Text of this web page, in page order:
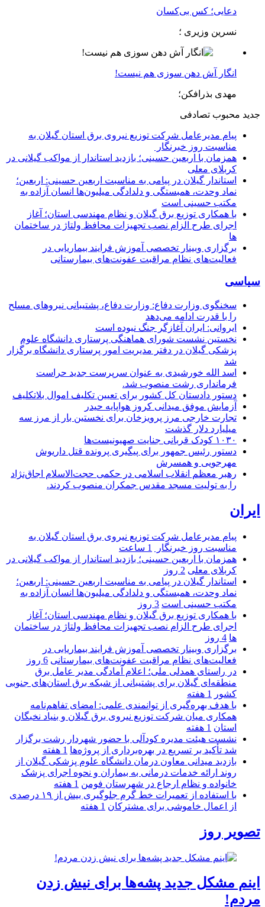
دعایی؛ کس بی‌کسان
نسرین وزیری ؛
انگار آش دهن سوزی هم نیست!
مهدی بذرافکن؛
جدید محبوب تصادفی
پیام مدیرعامل شركت توزیع نیروی برق استان گیلان به
مناسبت روز خبرنگار ‌
همزمان با اربعین حسینی؛ بازدید استاندار از مواکب گیلانی در
کربلای معلی
استاندار گیلان در پیامی به مناسبت اربعین حسینی: اربعین؛
نماد وحدت، همبستگی و دلدادگی میلیون‌ها انسان آزاده به
مکتب حسینی است
با همکاری توزیع برق گیلان و نظام مهندسی استان؛ آغاز
اجرای طرح الزام نصب تجهیزات محافظ ولتاژ در ساختمان
ها
برگزاری وبینار تخصصی آموزش فرایند بیماریابی در
فعالیت‌های نظام مراقبت عفونت‌های بیمارستانی
سیاسی
سخنگوی وزارت دفاع: وزارت دفاع، پشتیبانی نیرو‌های مسلح
را با قدرت ادامه می‌دهد
ایروانی: ایران آغازگر جنگ نبوده است
نخستین نشست شورای هماهنگی پرستاری دانشگاه علوم
پزشکی گیلان در دفتر مدیریت امور پرستاری دانشگاه برگزار
شد
اسد الله خورشیدی به عنوان سرپرست جدید حراست
فرمانداری رشت منصوب شد.
دستور دادستان کل کشور برای تعیین تکلیف اموال بلاتکلیف
آزمایش موفق میدانی کروز هواپایه حیدر
تجارت خارجی مرز پرویزخان برای نخستین بار از مرز سه
میلیارد دلار گذشت
۱۰۳۰ کودک قربانی جنایت صهیونیست‌ها
دستور رئیس جمهور برای پیگیری پرونده قتل داریوش
مهرجویی و همسرش
رهبر معظم انقلاب اسلامی در حکمی حجت‌الاسلام اجاق‌نژاد
را به تولیت مسجد مقدس جمکران منصوب کردند.
ایران
پیام مدیرعامل شركت توزیع نیروی برق استان گیلان به
مناسبت روز خبرنگار ‌
1 ساعت
همزمان با اربعین حسینی؛ بازدید استاندار از مواکب گیلانی در
کربلای معلی 2 روز
استاندار گیلان در پیامی به مناسبت اربعین حسینی: اربعین؛
نماد وحدت، همبستگی و دلدادگی میلیون‌ها انسان آزاده به
مکتب حسینی است 3 روز
با همکاری توزیع برق گیلان و نظام مهندسی استان؛ آغاز
اجرای طرح الزام نصب تجهیزات محافظ ولتاژ در ساختمان
ها 4 روز
برگزاری وبینار تخصصی آموزش فرایند بیماریابی در
فعالیت‌های نظام مراقبت عفونت‌های بیمارستانی 6 روز
در راستای همدلی ملی؛ اعلام آمادگی مدیر عامل برق
منطقه‌ای گیلان برای پشتیبانی از شبكه برق استان‌های جنوبی
كشور
1 هفته
با هدف بهره‌گیری از توانمندی علمی: امضای تفاهم‌نامه
همكاری میان شركت توزیع نیروی برق گیلان و بنیاد نخبگان
استان 1 هفته
نشست هیئت مدیره کودآلی با حضور شهردار رشت برگزار
شد تأکید بر تسریع در بهره‌برداری از پروژه‌ها 1 هفته
بازدید میدانی معاون درمان دانشگاه علوم پزشکی گیلان از
روند ارائه خدمات درمانی به بیماران و نحوه اجرای پزشک
خانواده و نظام ارجاع در شهرستان فومن 1 هفته
با استفاده از تعمیرات خط گرم جلوگیری بیش از ۱۹ درصدی
از اعمال خاموشی برای مشتركان 1 هفته
تصویر روز
اینم مشکل جدید پشه‌ها برای نیش زدن
مردم!